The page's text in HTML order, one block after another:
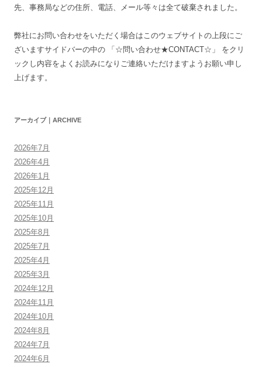
先、事務局などの住所、電話、メール等々は全て破棄されました。
弊社にお問い合わせをいただく場合はこのウェブサイトの上段にご
ざいますサイドバーの中の 「☆問い合わせ★CONTACT☆」 をクリ
ックし内容をよくお読みになりご連絡いただけますようお願い申し
上げます。
アーカイブ｜ARCHIVE
2026年7月
2026年4月
2026年1月
2025年12月
2025年11月
2025年10月
2025年8月
2025年7月
2025年4月
2025年3月
2024年12月
2024年11月
2024年10月
2024年8月
2024年7月
2024年6月